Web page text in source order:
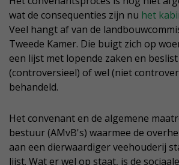
wat de consequenties zijn nu het
Veel hangt af van de
Tweede Kamer. Die buigt zich op
een lijst met lopende zaken en
(controversieel) of wel (niet
behandeld.
Het convenant en de algemene
bestuur (AMvB's) waarmee de
aan een dierwaardiger veehouderij
lijst. Wat er wel op staat, is de